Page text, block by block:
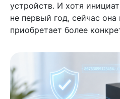
устройств. И хотя
не первый год, сейчас она
приобретает более